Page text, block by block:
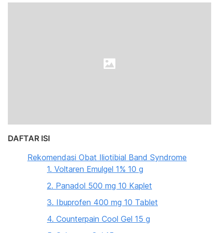
DAFTAR ISI
Rekomendasi Obat Iliotibial Band Syndrome
1. Voltaren Emulgel 1% 10 g
2. Panadol 500 mg 10 Kaplet
3. Ibuprofen 400 mg 10 Tablet
4. Counterpain Cool Gel 15 g